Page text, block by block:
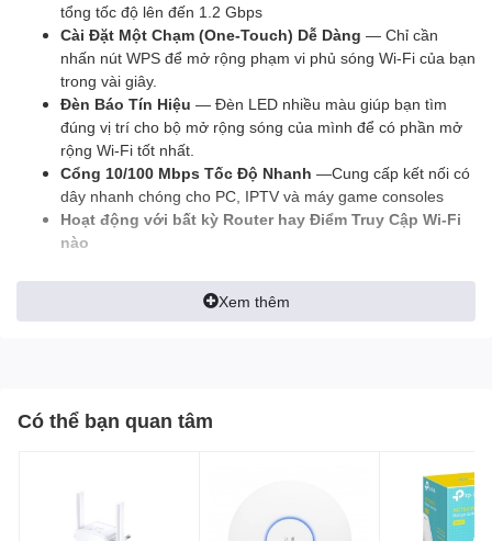
tổng tốc độ lên đến 1.2 Gbps
Cài Đặt Một Chạm (One-Touch) Dễ Dàng — Chỉ cần
nhấn nút WPS để mở rộng phạm vi phủ sóng Wi-Fi của bạn
trong vài giây.
Đèn Báo Tín Hiệu — Đèn LED nhiều màu giúp bạn tìm
đúng vị trí cho bộ mở rộng sóng của mình để có phần mở
rộng Wi-Fi tốt nhất.
Cổng 10/100 Mbps Tốc Độ Nhanh —Cung cấp kết nối có
dây nhanh chóng cho PC, IPTV và máy game consoles
Hoạt động với bất kỳ Router hay Điểm Truy Cập Wi-Fi
nào
Xem thêm
Có thể bạn quan tâm